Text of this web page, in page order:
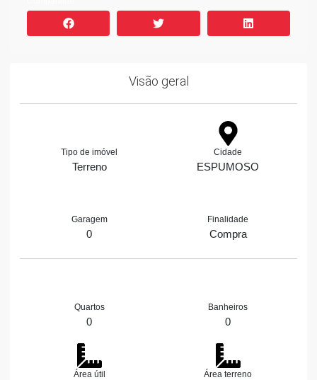
Visão geral
Tipo de imóvel
Terreno
Cidade
ESPUMOSO
Garagem
0
Finalidade
Compra
Quartos
0
Banheiros
0
Área útil Área terreno